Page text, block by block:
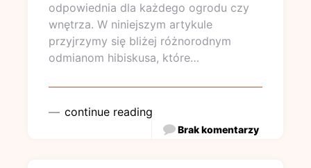
odpowiednia dla każdego ogrodu czy
wnętrza. W niniejszym artykule
przyjrzymy się bliżej różnorodnym
odmianom hibiskusa, które…
continue reading
Brak komentarzy